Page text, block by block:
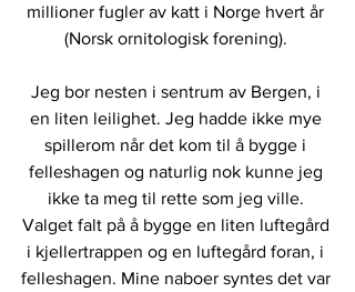
millioner fugler av katt i Norge hvert år
(Norsk ornitologisk forening).
Jeg bor nesten i sentrum av Bergen, i
en liten leilighet. Jeg hadde ikke mye
spillerom når det kom til å bygge i
felleshagen og naturlig nok kunne jeg
ikke ta meg til rette som jeg ville.
Valget falt på å bygge en liten luftegård
i kjellertrappen og en luftegård foran, i
felleshagen. Mine naboer syntes det var